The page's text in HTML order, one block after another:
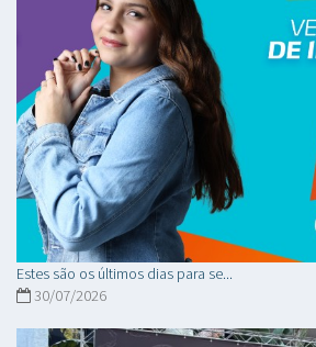
Estes são os últimos dias para se...
30/07/2026